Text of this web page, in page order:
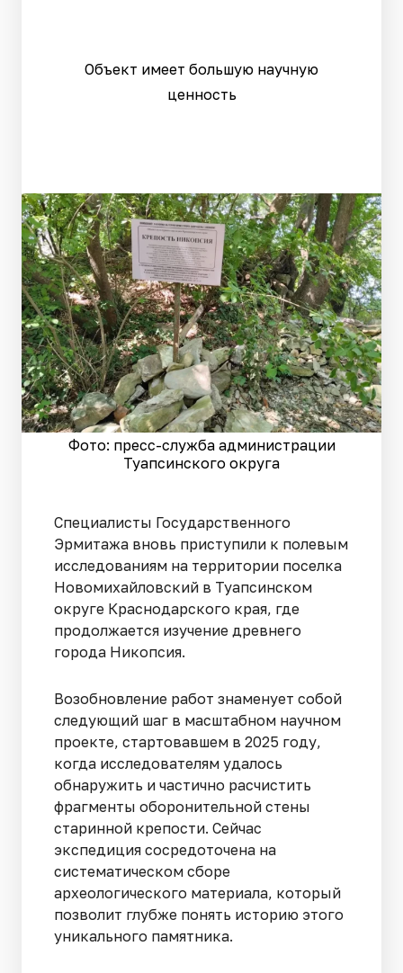
Объект имеет большую научную
ценность
Фото: пресс-служба администрации
Туапсинского округа
Специалисты Государственного
Эрмитажа вновь приступили к полевым
исследованиям на территории поселка
Новомихайловский в Туапсинском
округе Краснодарского края, где
продолжается изучение древнего
города Никопсия.
Возобновление работ знаменует собой
следующий шаг в масштабном научном
проекте, стартовавшем в 2025 году,
когда исследователям удалось
обнаружить и частично расчистить
фрагменты оборонительной стены
старинной крепости. Сейчас
экспедиция сосредоточена на
систематическом сборе
археологического материала, который
позволит глубже понять историю этого
уникального памятника.